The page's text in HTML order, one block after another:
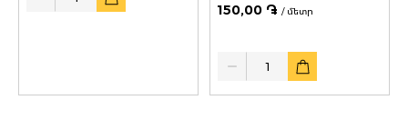
150,00 ֏ / մետր
Quantity